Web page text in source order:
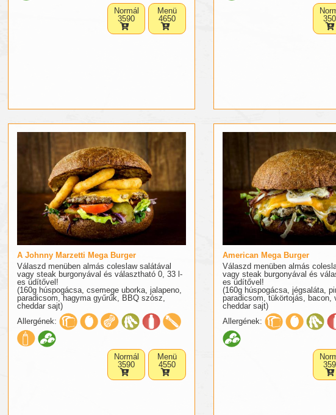
Normál
3590
Menü
4650
A Johnny Marzetti Mega Burger
Válaszd menüben almás coleslaw salátával
vagy steak burgonyával és választható 0, 33 l-
es üdítővel!
(160g húspogácsa, csemege uborka, jalapeno,
paradicsom, hagyma gyűrűk, BBQ szósz,
cheddar sajt)
Allergének:
Normál
3590
Menü
4550
American Mega Burger
Válaszd menüben almás
vagy steak burgonyával és
es üdítővel!
(160g húspogácsa, jégsaláta,
paradicsom, tükörtojás, bacon,
cheddar sajt)
Allergének: